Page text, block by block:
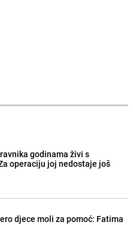
godinama živi s
operaciju joj nedostaje još
djece moli za pomoć: Fatima